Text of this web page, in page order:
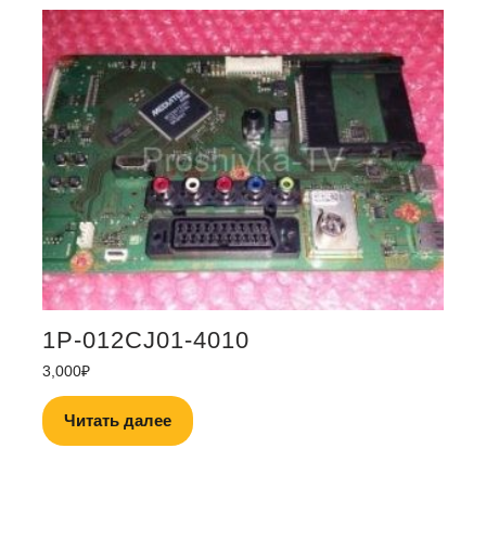
1P-012CJ01-4010
3,000₽
Читать далее